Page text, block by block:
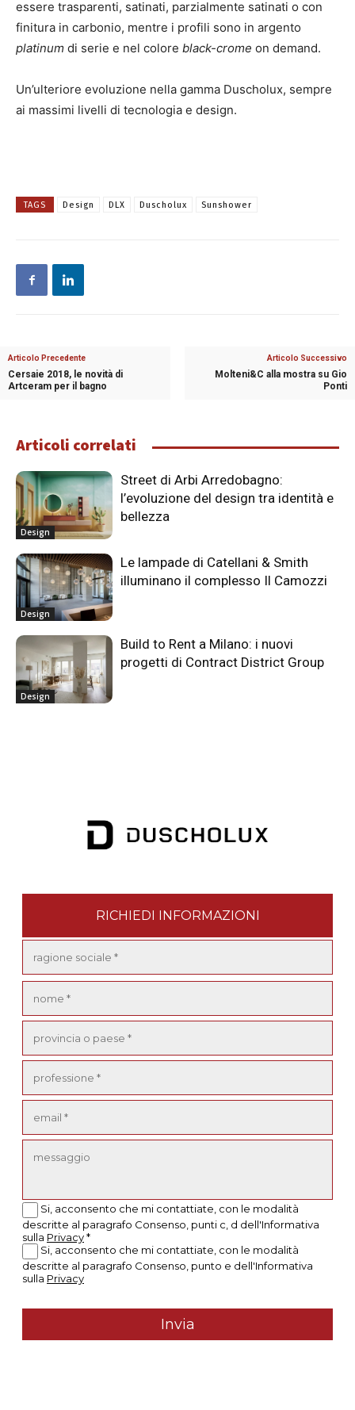
essere trasparenti, satinati, parzialmente satinati o con
finitura in carbonio, mentre i profili sono in argento
platinum di serie e nel colore black-crome on demand.
Un’ulteriore evoluzione nella gamma Duscholux, sempre
ai massimi livelli di tecnologia e design.
TAGS Design DLX Duscholux Sunshower
Articolo Precedente
Cersaie 2018, le novità di
Artceram per il bagno
Articolo Successivo
Molteni&C alla mostra su Gio
Ponti
Articoli correlati
Design
Street di Arbi Arredobagno:
l’evoluzione del design tra identità e
bellezza
Design
Le lampade di Catellani & Smith
illuminano il complesso Il Camozzi
Design
Build to Rent a Milano: i nuovi
progetti di Contract District Group